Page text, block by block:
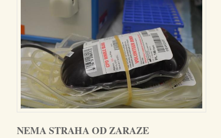
NEMA STRAHA OD ZARAZE